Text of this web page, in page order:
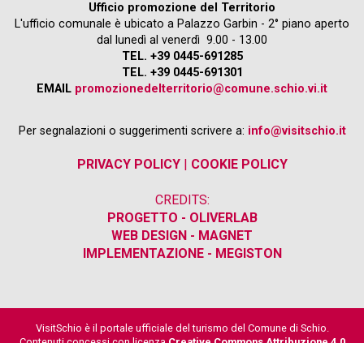
Ufficio promozione del Territorio
L'ufficio comunale è ubicato a Palazzo Garbin - 2° piano aperto
dal lunedì al venerdì 9.00 - 13.00
TEL. +39 0445-691285
TEL. +39 0445-691301
EMAIL promozionedelterritorio@comune.schio.vi.it
Per segnalazioni o suggerimenti scrivere a: info@visitschio.it
PRIVACY POLICY| COOKIE POLICY
CREDITS:
PROGETTO - OLIVERLAB
WEB DESIGN - MAGNET
IMPLEMENTAZIONE - MEGISTON
VisitSchio è il portale ufficiale del turismo del Comune di Schio.